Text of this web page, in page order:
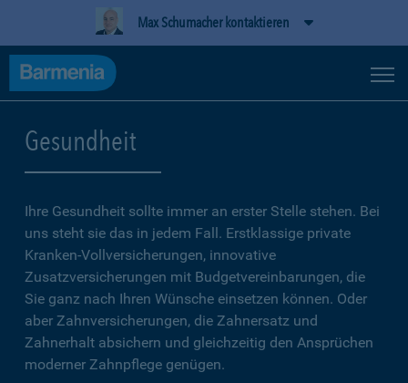
Max Schumacher kontaktieren
Gesundheit
Ihre Gesundheit sollte immer an erster Stelle stehen. Bei
uns steht sie das in jedem Fall. Erstklassige private
Kranken-Vollversicherungen, innovative
Zusatzversicherungen mit Budgetvereinbarungen, die
Sie ganz nach Ihren Wünsche einsetzen können. Oder
aber Zahnversicherungen, die Zahnersatz und
Zahnerhalt absichern und gleichzeitig den Ansprüchen
moderner Zahnpflege genügen.